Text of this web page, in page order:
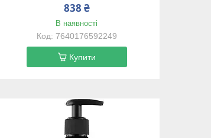
838 ₴
В наявності
7640176592249
Купити